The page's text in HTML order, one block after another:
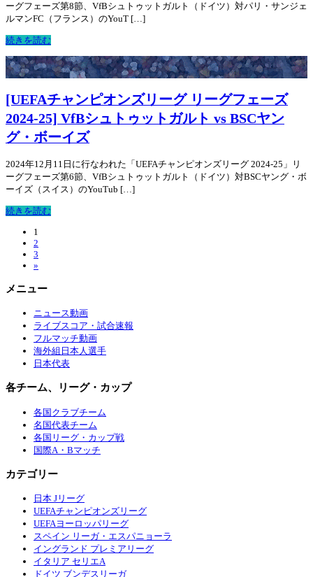
ーグフェーズ第8節、VfBシュトゥットガルト（ドイツ）対パリ・サンジェ
ルマンFC（フランス）のYouT […]
続きを読む
[UEFAチャンピオンズリーグ リーグフェーズ
2024-25] VfBシュトゥットガルト vs BSCヤン
グ・ボーイズ
2024年12月11日に行なわれた「UEFAチャンピオンズリーグ 2024-25」リ
ーグフェーズ第6節、VfBシュトゥットガルト（ドイツ）対BSCヤング・ボ
ーイズ（スイス）のYouTub […]
続きを読む
1
2
3
»
メニュー
ニュース動画
ライブスコア・試合速報
フルマッチ動画
海外組日本人選手
日本代表
各チーム、リーグ・カップ
各国クラブチーム
名国代表チーム
各国リーグ・カップ戦
国際A・Bマッチ
カテゴリー
日本 Jリーグ
UEFAチャンピオンズリーグ
UEFAヨーロッパリーグ
スペイン リーガ・エスパニョーラ
イングランド プレミアリーグ
イタリア セリエA
ドイツ ブンデスリーガ